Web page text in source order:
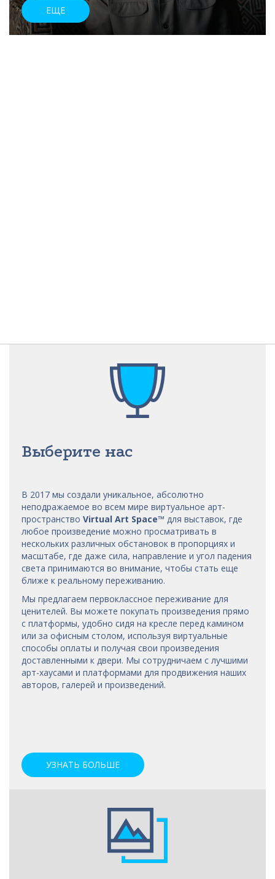
ЕЩЕ
Выберите нас
В 2017 мы создали уникальное, абсолютно
неподражаемое во всем мире виртуальное арт-
пространство Virtual Art Space™ для выставок, где
любое произведение можно просматривать в
нескольких различных обстановок в пропорциях и
масштабе, где даже сила, направление и угол падения
света принимаются во внимание, чтобы стать еще
ближе к реальному переживанию.
Мы предлагаем первоклассное переживание для
ценителей. Вы можете покупать произведения прямо
с платформы, удобно сидя на кресле перед камином
или за офисным столом, используя виртуальные
способы оплаты и получая свои произведения
доставленными к двери. Мы сотрудничаем с лучшими
арт-хаусами и платформами для продвижения наших
авторов, галерей и произведений.
УЗНАТЬ БОЛЬШЕ